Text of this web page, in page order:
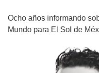
Ocho años informando
Mundo para El Sol de